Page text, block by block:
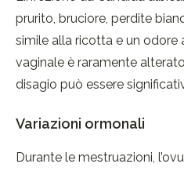
prurito, bruciore, perdite
simile alla ricotta e un odore
vaginale è raramente
disagio può essere
Variazioni ormonali
Durante le mestruazioni,